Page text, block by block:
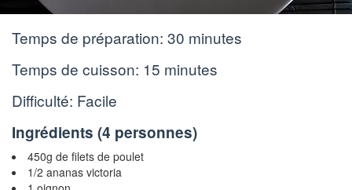
Temps de préparation: 30 minutes
Temps de cuisson: 15 minutes
Difficulté: Facile
Ingrédients (4 personnes)
450g de filets de poulet
1/2 ananas victoria